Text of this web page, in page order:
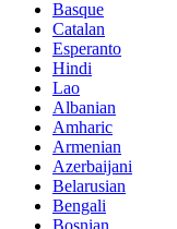
Basque
Catalan
Esperanto
Hindi
Lao
Albanian
Amharic
Armenian
Azerbaijani
Belarusian
Bengali